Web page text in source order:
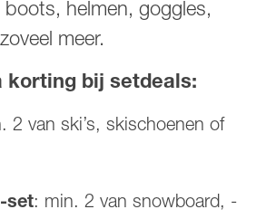
helmen, goggles,
meer.
korting bij setdeals:
2 van ski’s, skischoenen of
set: min. 2 van snowboard, -